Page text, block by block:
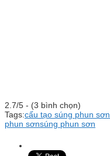
2.7/5 - (3 bình chọn)
Tags:cấu tạo súng phun sơn
phun sơnsúng phun sơn